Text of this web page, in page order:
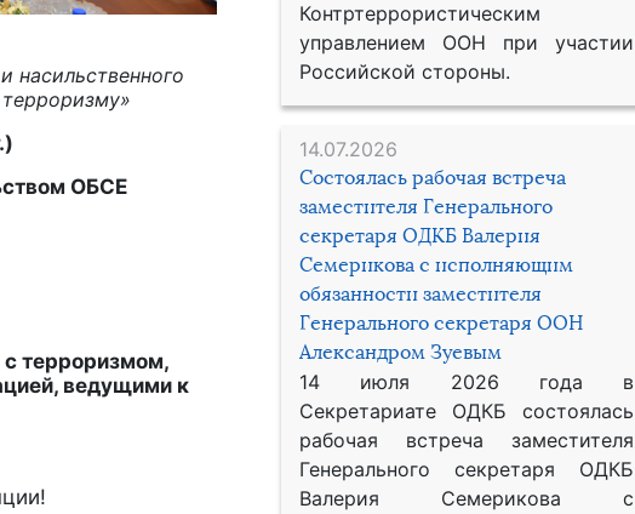
Контртеррористическим
управлением ООН при участии
Российской стороны.
14.07.2026
Состоялась рабочая встреча
заместителя Генерального
секретаря ОДКБ Валерия
Семерикова с исполняющим
обязанности заместителя
Генерального секретаря ООН
Александром Зуевым
14 июля 2026 года в
Секретариате ОДКБ состоялась
рабочая встреча заместителя
Генерального секретаря ОДКБ
Валерия Семерикова с
насильственного
ОБСЕ
терроризмом,
ведущими к